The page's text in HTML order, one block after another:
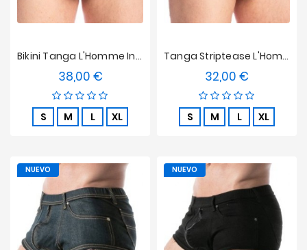
Bikini Tanga L'Homme Invisible - Faro
38,00 €Precio
S M L XL
Tanga Striptease L'Homme Invisible - Faro
32,00 €
S M L XL
NUEVO NUEVO